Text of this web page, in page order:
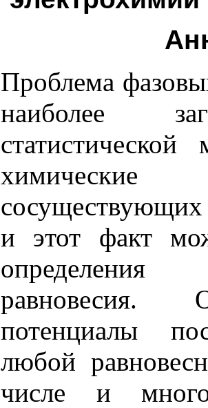
Проблема
наиболее
статистической
и этот факт
равновесия.
потенциалы
любой
числе и